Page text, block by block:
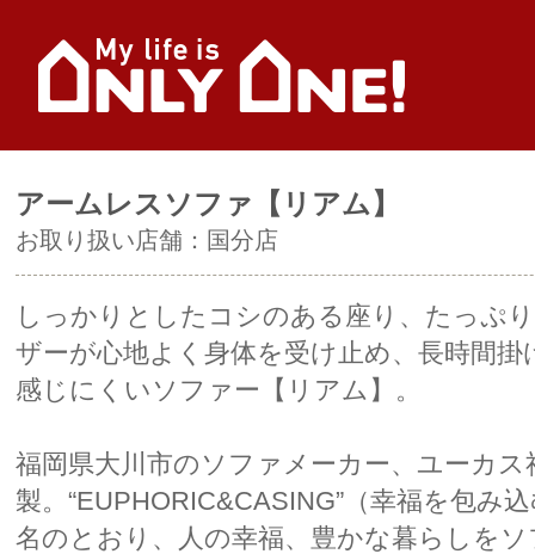
アームレスソファ【リアム】
お取り扱い店舗： 国分店
しっかりとしたコシのある座り、たっぷ
ザーが心地よく身体を受け止め、長時間
感じにくいソファー【リアム】。
福岡県大川市のソファメーカー、ユーカス
製。“EUPHORIC&CASING”（幸福を包み
名のとおり、人の幸福、豊かな暮らしを